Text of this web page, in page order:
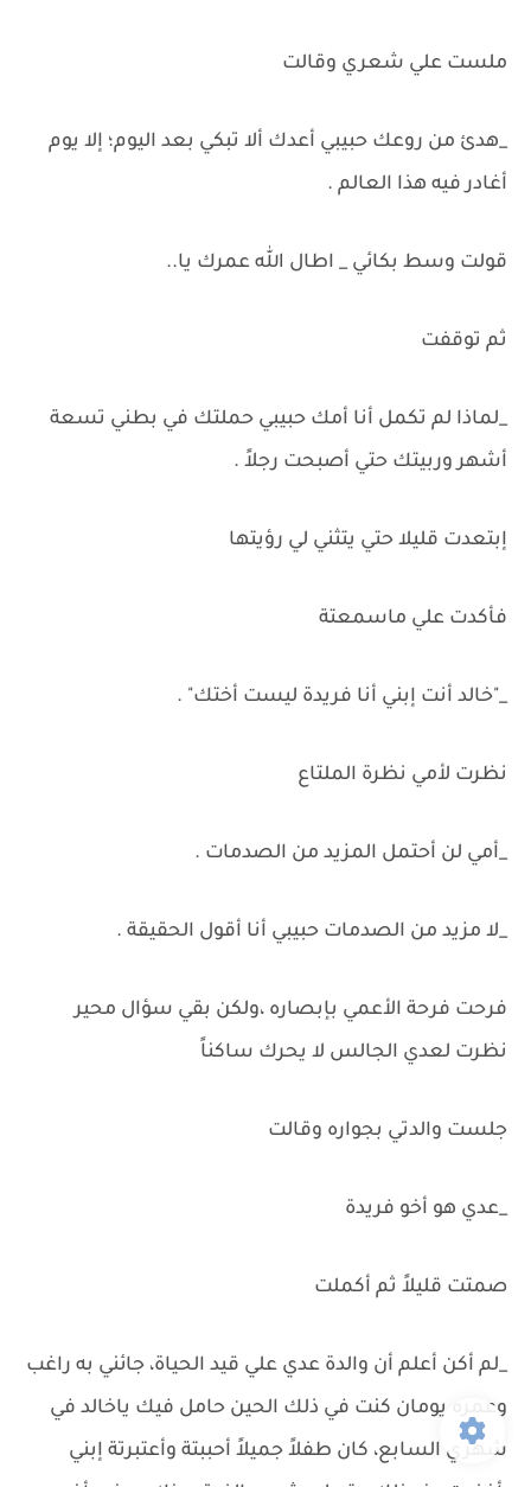
ملست علي شعري وقالت
_هدئ من روعك حبيبي أعدك ألا تبكي بعد اليوم؛ إلا يوم
أغادر فيه هذا العالم .
قولت وسط بكائي _ اطال الله عمرك يا..
ثم توقفت
_لماذا لم تكمل أنا أمك حبيبي حملتك في بطني تسعة
أشهر وربيتك حتي أصبحت رجلاً .
إبتعدت قليلا حتي يتثني لي رؤيتها
فأكدت علي ماسمعتة
_"خالد أنت إبني أنا فريدة ليست أختك" .
نظرت لأمي نظرة الملتاع
_أمي لن أحتمل المزيد من الصدمات .
_لا مزيد من الصدمات حبيبي أنا أقول الحقيقة .
فرحت فرحة الأعمي بإبصاره ،ولكن بقي سؤال محير
نظرت لعدي الجالس لا يحرك ساكناً
جلست والدتي بجواره وقالت
_عدي هو أخو فريدة
صمتت قليلاً ثم أكملت
_لم أكن أعلم أن والدة عدي علي قيد الحياة، جائني به راغب
وعمره يومان كنت في ذلك الحين حامل فيك ياخالد في
شهري السابع، كان طفلاً جميلاً أحببتة وأعتبرتة إبني